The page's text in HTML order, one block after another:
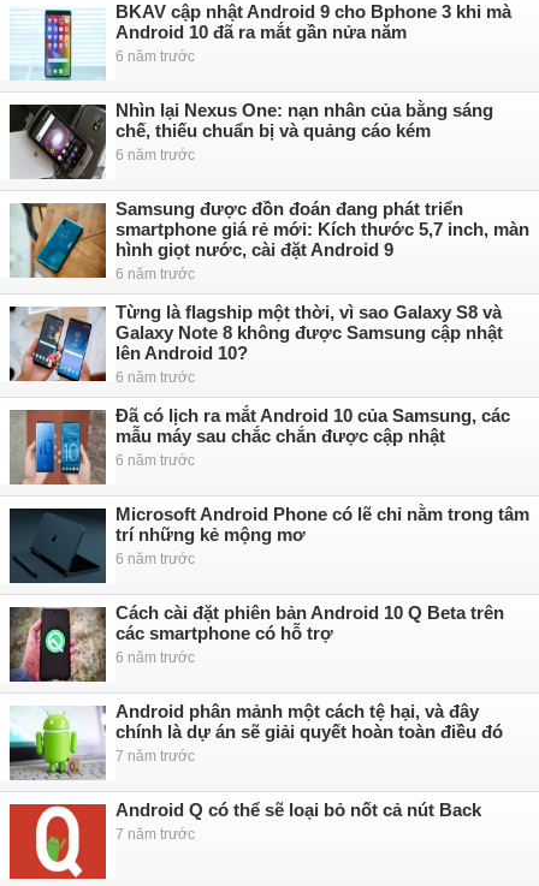
BKAV cập nhật Android 9 cho Bphone 3 khi mà
Android 10 đã ra mắt gần nửa năm
6 năm trước
Nhìn lại Nexus One: nạn nhân của bằng sáng
chế, thiếu chuẩn bị và quảng cáo kém
6 năm trước
Samsung được đồn đoán đang phát triển
smartphone giá rẻ mới: Kích thước 5,7 inch, màn
hình giọt nước, cài đặt Android 9
6 năm trước
Từng là flagship một thời, vì sao Galaxy S8 và
Galaxy Note 8 không được Samsung cập nhật
lên Android 10?
6 năm trước
Đã có lịch ra mắt Android 10 của Samsung, các
mẫu máy sau chắc chắn được cập nhật
6 năm trước
Microsoft Android Phone có lẽ chỉ nằm trong tâm
trí những kẻ mộng mơ
6 năm trước
Cách cài đặt phiên bản Android 10 Q Beta trên
các smartphone có hỗ trợ
6 năm trước
Android phân mảnh một cách tệ hại, và đây
chính là dự án sẽ giải quyết hoàn toàn điều đó
7 năm trước
Android Q có thể sẽ loại bỏ nốt cả nút Back
7 năm trước